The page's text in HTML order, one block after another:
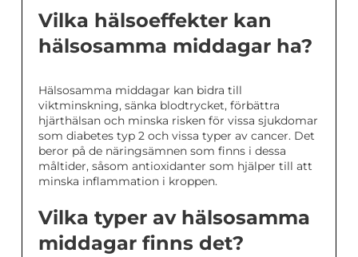
Vilka hälsoeffekter kan
hälsosamma middagar ha?
Hälsosamma middagar kan bidra till
viktminskning, sänka blodtrycket, förbättra
hjärthälsan och minska risken för vissa sjukdomar
som diabetes typ 2 och vissa typer av cancer. Det
beror på de näringsämnen som finns i dessa
måltider, såsom antioxidanter som hjälper till att
minska inflammation i kroppen.
Vilka typer av hälsosamma
middagar finns det?